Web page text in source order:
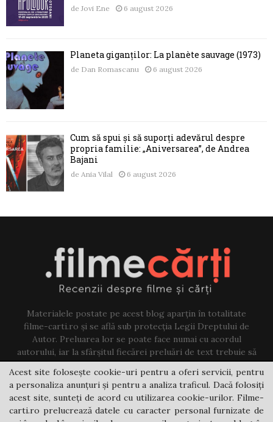
de Jovi Ene 6 august 2026
Planeta giganților: La planète sauvage (1973)
de Dan Romascanu 6 august 2026
Cum să spui și să suporți adevărul despre
propria familie: „Aniversarea”, de Andrea
Bajani
de Ania Vilal 6 august 2026
Materialele postate pe acest blog aparțin în totalitate
filme-carti.ro și se află sub protecția Legii Dreptului de
Autor. Preluarea lor se poate face numai cu acordul
autorului, iar la sfârșitul fiecărei preluări de text trebuie să
existe un link către acest blog.
Contact us:jovi@filme-carti.ro
Acest site folosește cookie-uri pentru a oferi servicii, pentru
a personaliza anunțuri și pentru a analiza traficul. Dacă folosiți
acest site, sunteți de acord cu utilizarea cookie-urilor. Filme-
carti.ro prelucrează datele cu caracter personal furnizate de